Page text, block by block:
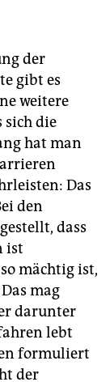
der
gibt es
weitere
sich die
hat man
Das
den
dass
ist
mächtig ist,
mag
darunter
lebt
formuliert
der